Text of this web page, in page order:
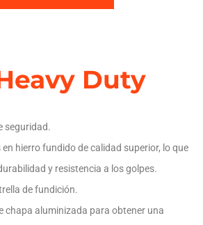
Duty
seguridad.
hierro fundido de calidad superior, lo que
y resistencia a los golpes.
de fundición.
chapa aluminizada para obtener una